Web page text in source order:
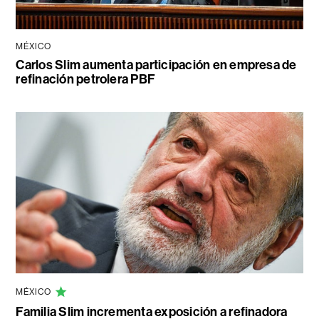
MÉXICO
Carlos Slim aumenta participación en empresa de
refinación petrolera PBF
MÉXICO
Familia Slim incrementa exposición a refinadora